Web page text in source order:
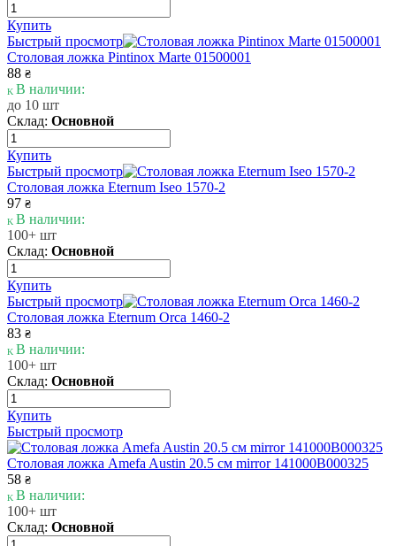
Купить
Быстрый просмотр
Столовая ложка Pintinox Marte 01500001
88 ₴
В наличии:
до 10 шт
Склад: Основной
Купить
Быстрый просмотр
Столовая ложка Eternum Iseo 1570-2
97 ₴
В наличии:
100+ шт
Склад: Основной
Купить
Быстрый просмотр
Столовая ложка Eternum Orca 1460-2
83 ₴
В наличии:
100+ шт
Склад: Основной
Купить
Быстрый просмотр
Столовая ложка Amefa Austin 20.5 см mirror 141000B000325
58 ₴
В наличии:
100+ шт
Склад: Основной